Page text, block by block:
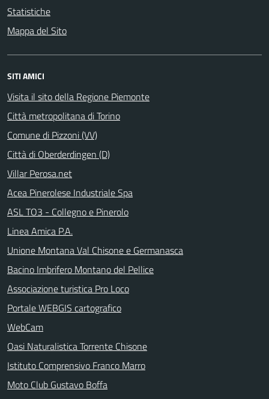
Statistiche
Mappa del Sito
SITI AMICI
Visita il sito della Regione Piemonte
Città metropolitana di Torino
Comune di Pizzoni (VV)
Città di Oberderdingen (D)
Villar Perosa.net
Acea Pinerolese Industriale Spa
ASL TO3 - Collegno e Pinerolo
Linea Amica P.A.
Unione Montana Val Chisone e Germanasca
Bacino Imbrifero Montano del Pellice
Associazione turistica Pro Loco
Portale WEBGIS cartografico
WebCam
Oasi Naturalistica Torrente Chisone
Istituto Comprensivo Franco Marro
Moto Club Gustavo Boffa